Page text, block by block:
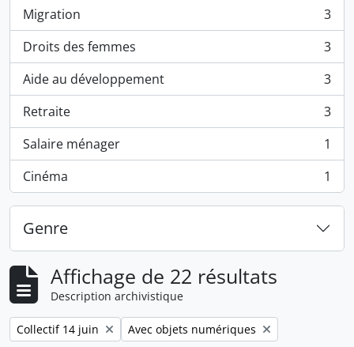
Migration
, 3 résultats
3
Droits des femmes
, 3 résultats
3
Aide au développement
, 3 résultats
3
Retraite
, 3 résultats
3
Salaire ménager
, 1 résultats
1
Cinéma
, 1 résultats 1
Genre
Affichage de 22 résultats
Description archivistique
Remove filter:
Collectif 14 juin Remove filter:
Avec objets numériques